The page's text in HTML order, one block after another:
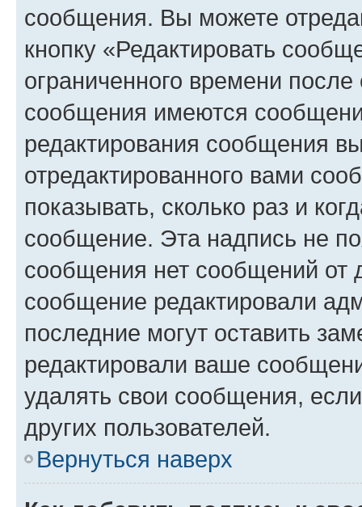
сообщения. Вы можете
кнопку «Редактировать
ограниченного времени
сообщения имеются
редактирования сообщения
отредактированного вами
показывать, сколько раз и
сообщение. Эта надпись не
сообщения нет сообщений от
сообщение редактировали
последние могут оставить
редактировали ваше
удалять свои сообщения,
других пользователей.
Вернуться наверх